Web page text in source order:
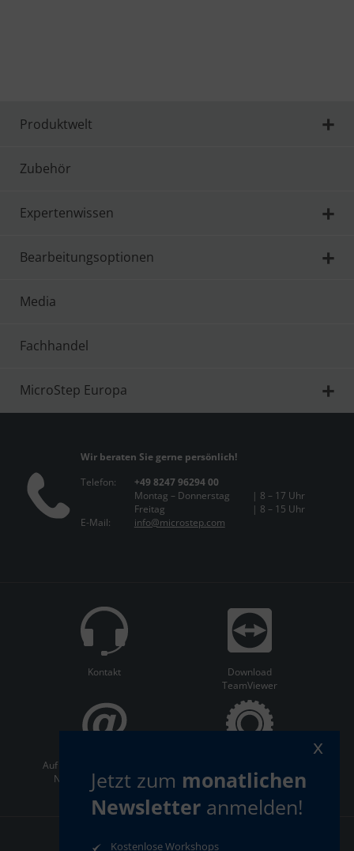
Produktwelt
Zubehör
Expertenwissen
Bearbeitungsoptionen
Media
Fachhandel
MicroStep Europa
Wir beraten Sie gerne persönlich!
Telefon:
+49 8247 96294 00
Montag – Donnerstag
| 8 – 17 Uhr
Freitag
| 8 – 15 Uhr
E-Mail:
info@microstep.com
Kontakt
Download
TeamViewer
Auf dem Laufenden bleiben:
Newsletter abonnieren
Jetzt zum monatlichen
Newsletter anmelden!
Kostenlose Workshops
x